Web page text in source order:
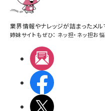
業界情報やナレッジが詰まったメル
姉妹サイトもぜひ： ネッ担・ ネッ担お